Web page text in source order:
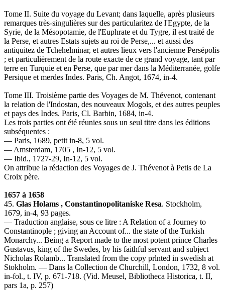
Tome II. Suite du voyage du Levant; dans laquelle, après plusieurs
remarques très-singulières sur des particularitez de l'Egypte, de la
Syrie, de la Mésopotamie, de l'Euphrate et du Tygre, il est traité de
la Perse, et autres Estats sujets au roi de Perse,... et aussi des
antiquitez de Tchehelminar, et autres lieux vers l'ancienne Persépolis
; et particulièrement de la route exacte de ce grand voyage, tant par
terre en Turquie et en Perse, que par mer dans la Méditerranée, golfe
Persique et merdes Indes. Paris, Ch. Angot, 1674, in-4.
Tome III. Troisième partie des Voyages de M. Thévenot, contenant
la relation de l'Indostan, des nouveaux Mogols, et des autres peuples
et pays des Indes. Paris, Cl. Barbin, 1684, in-4.
Les trois parties ont été réunies sous un seul titre dans les éditions
subséquentes :
— Paris, 1689, petit in-8, 5 vol.
— Amsterdam, 1705 , In-12, 5 vol.
— Ibid., 1727-29, In-12, 5 vol.
On attribue la rédaction des Voyages de J. Thévenot à Petis de La
Croix père.
1657 à 1658
45. Glas Holams , Constantinopolitaniske Resa. Stockholm,
1679, in-4, 93 pages.
— Traduction anglaise, sous ce litre : A Relation of a Journey to
Constantinople ; giving an Account of... the state of the Turkish
Monarchy... Being a Report made to the most potent prince Charles
Gustavus, king of the Swedes, by his faithful servant and subject
Nicholas Rolamb... Translated from the copy prlnted in swedish at
Stokholm. — Dans la Collection de Churchill, London, 1732, 8 vol.
in-fol., t. IV, p. 671-718. (Vid. Meusel, Bibliotheca Historica, t. II,
pars 1a, p. 257)